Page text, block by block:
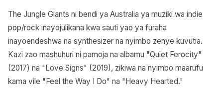
The Jungle Giants ni bendi ya Australia ya muziki wa indie
pop/rock inayojulikana kwa sauti yao ya furaha
inayoendeshwa na synthesizer na nyimbo zenye kuvutia.
Kazi zao mashuhuri ni pamoja na albamu "Quiet Ferocity"
(2017) na "Love Signs" (2019), zikiwa na nyimbo maarufu
kama vile "Feel the Way I Do" na "Heavy Hearted."